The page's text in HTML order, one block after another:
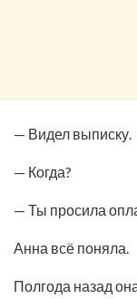
— Видел выписку.
— Когда?
— Ты просила
Анна всё поняла.
Полгода назад